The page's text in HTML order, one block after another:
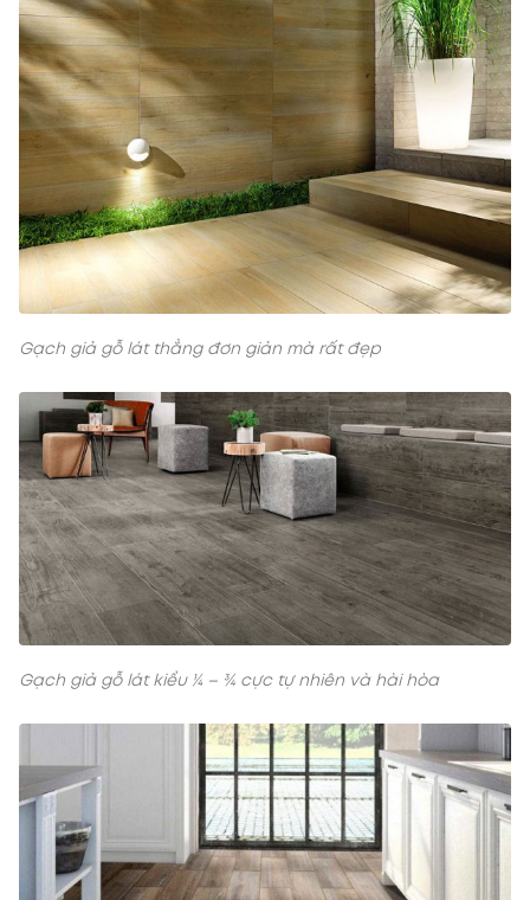
Gạch giả gỗ lát thẳng đơn giản mà rất đẹp
Gạch giả gỗ lát kiểu ¼ – ¾ cực tự nhiên và hài hòa